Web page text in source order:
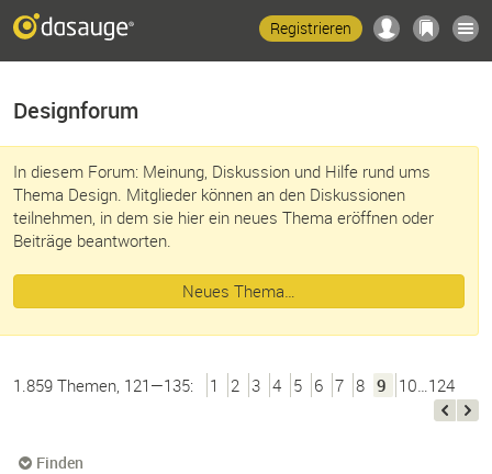
Registrieren
Designforum
In diesem Forum: Meinung, Diskussion und Hilfe rund ums
Thema Design. Mitglieder können an den Diskussionen
teilnehmen, in dem sie hier ein neues Thema eröffnen oder
Beiträge beantworten.
Neues Thema…
1.859 Themen, 121—135: 1 2 3 4 5 6 7 8 9 10…124
Finden